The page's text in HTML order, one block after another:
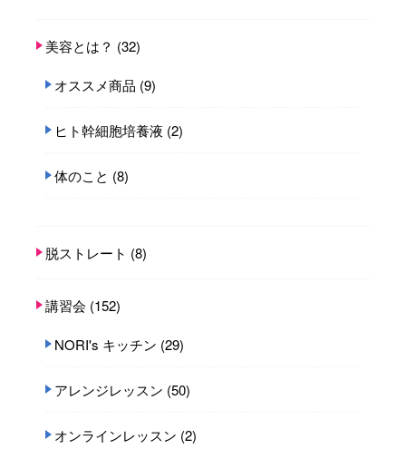
美容とは？ (32)
オススメ商品 (9)
ヒト幹細胞培養液 (2)
体のこと (8)
脱ストレート (8)
講習会 (152)
NORI's キッチン (29)
アレンジレッスン (50)
オンラインレッスン (2)